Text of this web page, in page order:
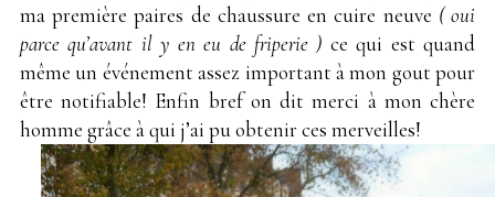
ma première paires de chaussure en cuire neuve ( oui
parce qu’avant il y en eu de friperie ) ce qui est quand
même un événement assez important à mon gout pour
être notifiable! Enfin bref on dit merci à mon chère
homme grâce à qui j’ai pu obtenir ces merveilles!